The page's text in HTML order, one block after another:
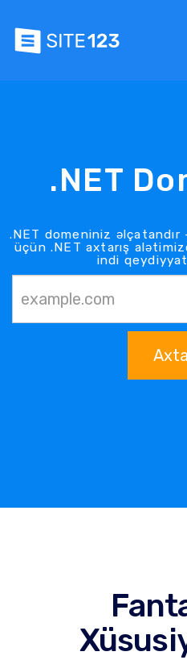
.NET
.NET domeniniz
üçün .NET axtarış
indi